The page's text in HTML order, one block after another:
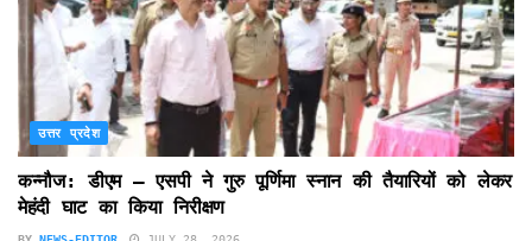
उत्तर प्रदेश
कन्नौज: डीएम – एसपी ने गुरु पूर्णिमा स्नान की तैयारियों को लेकर
मेहंदी घाट का किया निरीक्षण